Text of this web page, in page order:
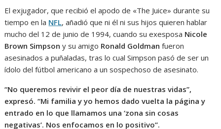
El exjugador, que recibió el apodo de «The Juice» durante su
tiempo en la NFL, añadió que ni él ni sus hijos quieren hablar
mucho del 12 de junio de 1994, cuando su exesposa Nicole
Brown Simpson y su amigo Ronald Goldman fueron
asesinados a puñaladas, tras lo cual Simpson pasó de ser un
ídolo del fútbol americano a un sospechoso de asesinato.
“No queremos revivir el peor día de nuestras vidas”,
expresó. “Mi familia y yo hemos dado vuelta la página y
entrado en lo que llamamos una ‘zona sin cosas
negativas’. Nos enfocamos en lo positivo”.